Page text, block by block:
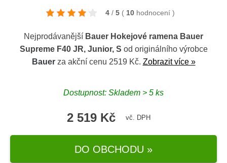
4 / 5 ( 10 hodnocení )
Nejprodávanější Bauer Hokejové ramena Bauer
Supreme F40 JR, Junior, S od originálního výrobce
Bauerza akční cenu 2519 Kč. Zobrazit více »
Dostupnost: Skladem > 5 ks
2 519 Kč vč. DPH
DO OBCHODU »